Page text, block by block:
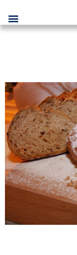
Lesaffre Polska –